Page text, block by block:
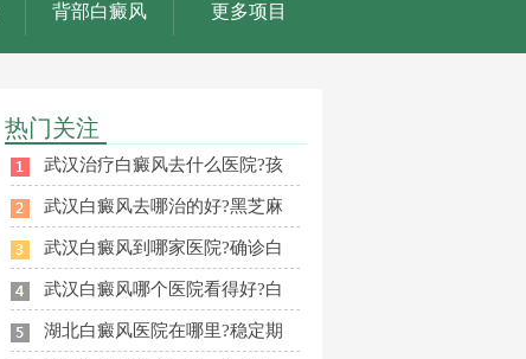
背部白癜风 更多项目
热门关注
武汉治疗白癜风去什么医院?孩
武汉白癜风去哪治的好?黑芝麻
武汉白癜风到哪家医院?确诊白
武汉白癜风哪个医院看得好?白
湖北白癜风医院在哪里?稳定期